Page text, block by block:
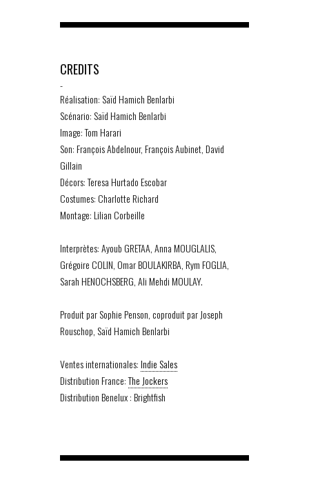
CREDITS
-
Réalisation: Saïd Hamich Benlarbi
Scénario: Saïd Hamich Benlarbi
Image: Tom Harari
Son: François Abdelnour, François Aubinet, David
Gillain
Décors: Teresa Hurtado Escobar
Costumes: Charlotte Richard
Montage: Lilian Corbeille
Interprètes: Ayoub GRETAA, Anna MOUGLALIS,
Grégoire COLIN, Omar BOULAKIRBA, Rym FOGLIA,
Sarah HENOCHSBERG, Ali Mehdi MOULAY.
Produit par Sophie Penson, coproduit par Joseph
Rouschop, Saïd Hamich Benlarbi
Ventes internationales:Indie Sales
Distribution France:The Jockers
Distribution Benelux : Brightfish